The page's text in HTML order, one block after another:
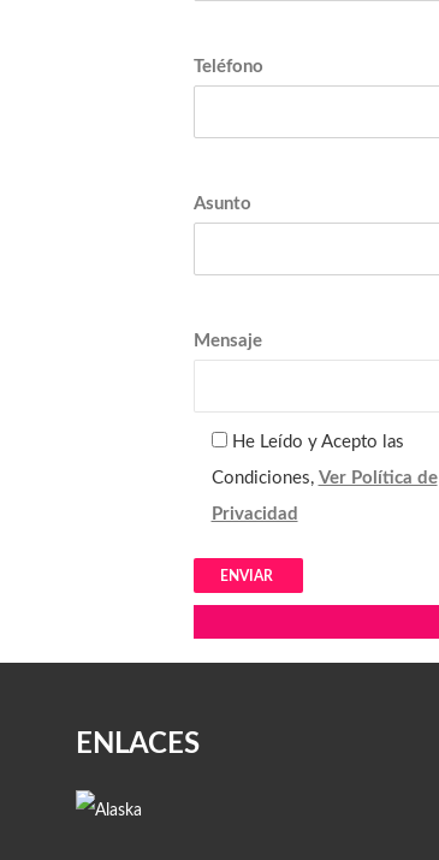
Teléfono
Asunto
Mensaje
He Leído y Acepto las
Condiciones, Ver Política de
Privacidad
ENLACES